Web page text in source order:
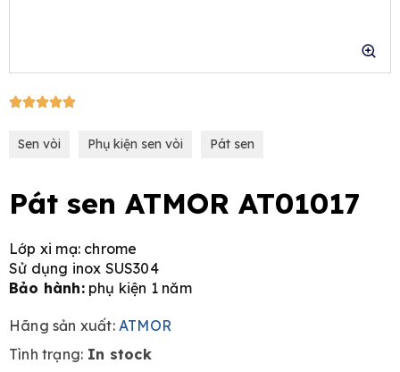
5/5
Sen vòi Phụ kiện sen vòi Pát sen
Pát sen ATMOR AT01017
Lớp xi mạ: chrome
Sử dụng inox SUS304
Bảo hành:phụ kiện 1 năm
Hãng sản xuất:ATMOR
Tình trạng: In stock